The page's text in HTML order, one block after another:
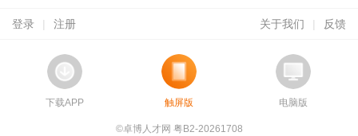
登录 | 注册 关于我们 | 反馈
下载APP 触屏版 电脑版
©卓博人才网 粤B2-20261708